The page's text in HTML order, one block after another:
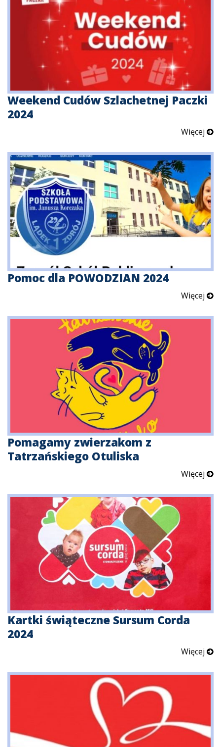
Weekend Cudów Szlachetnej Paczki
2024
Więcej
Pomoc dla POWODZIAN 2024
Więcej
Pomagamy zwierzakom z
Tatrzańskiego Otuliska
Więcej
Kartki świąteczne Sursum Corda
2024
Więcej